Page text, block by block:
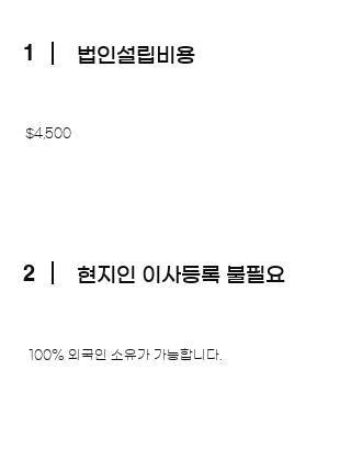
1 ​법인설립비용
$4,500
2 ​현지인 이사등록 불필요
​ 100% 외국인 소유가 가능합니다.